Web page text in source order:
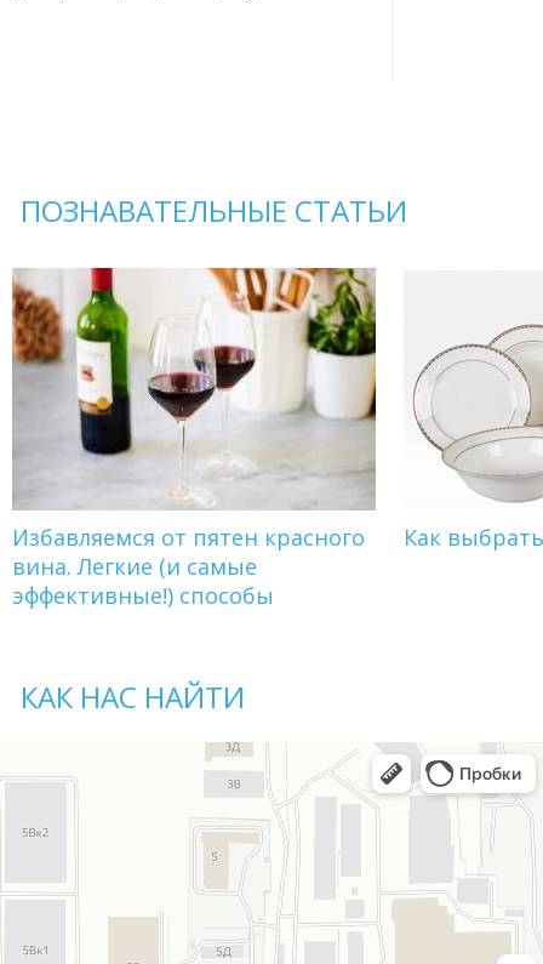
ПОЗНАВАТЕЛЬНЫЕ СТАТЬИ
Избавляемся от пятен красного
вина. Легкие (и самые
эффективные!) способы
Как
КАК НАС НАЙТИ